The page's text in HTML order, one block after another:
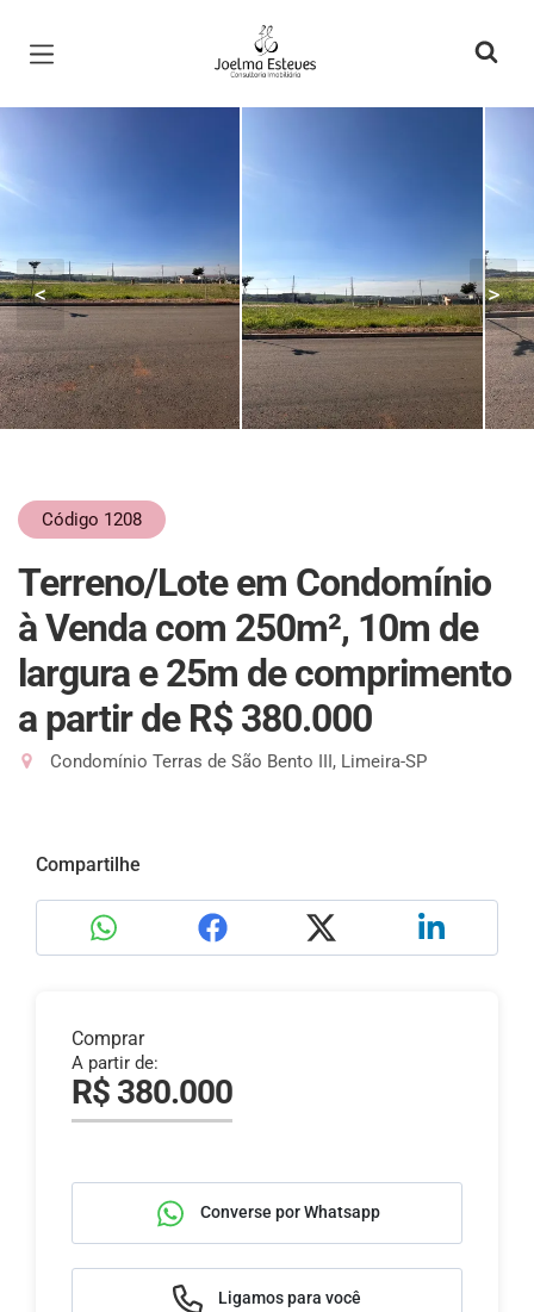
Página inicial
< >
Código 1208
Terreno/Lote em Condomínio
à Venda com 250m², 10m de
largura e 25m de comprimento
a partir de R$ 380.000
Condomínio Terras de São Bento III, Limeira-SP
Compartilhe
Comprar
A partir de:
R$ 380.000
Converse por Whatsapp
Ligamos para você